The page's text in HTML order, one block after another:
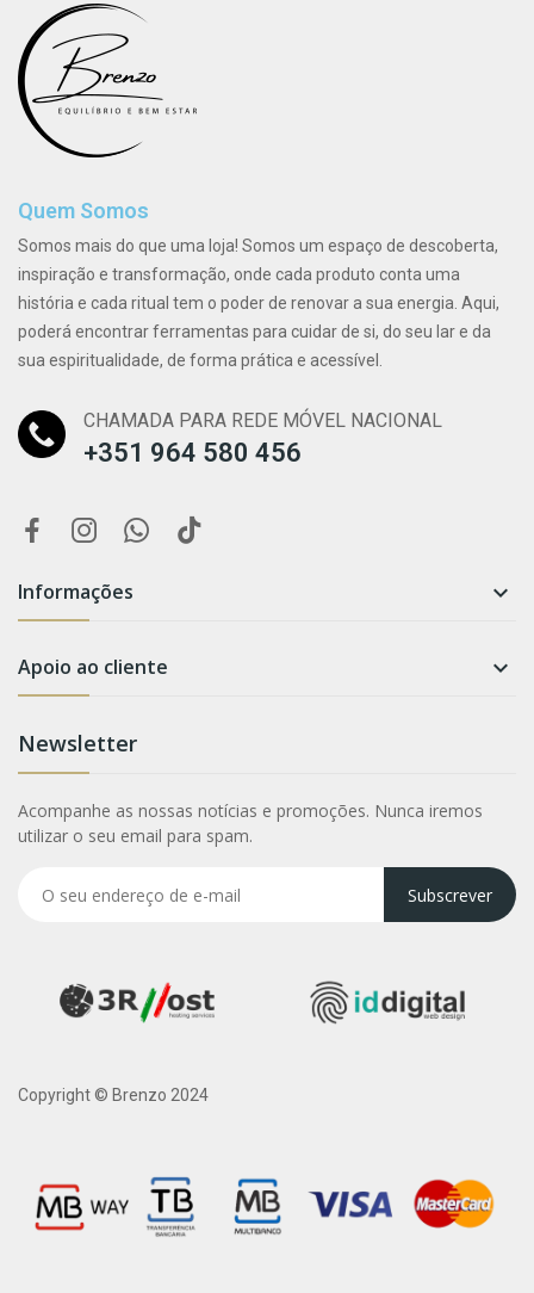
Quem Somos
Somos mais do que uma loja! Somos um espaço de descoberta,
inspiração e transformação, onde cada produto conta uma
história e cada ritual tem o poder de renovar a sua energia. Aqui,
poderá encontrar ferramentas para cuidar de si, do seu lar e da
sua espiritualidade, de forma prática e acessível.
CHAMADA PARA REDE MÓVEL NACIONAL
+351 964 580 456
Informações 
Apoio ao cliente 
Newsletter
Acompanhe as nossas notícias e promoções. Nunca iremos
utilizar o seu email para spam.
Subscrever
Copyright © Brenzo 2024